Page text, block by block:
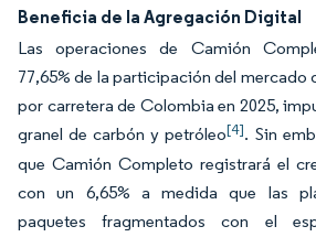
Beneficia de la Agregación Digital
Las operaciones de Camión
77,65% de la participación del mercado
por carretera de Colombia en 2025,
granel de carbón y petróleo[4]. Sin
que Camión Completo registrará el
con un 6,65% a medida que las
paquetes fragmentados con el